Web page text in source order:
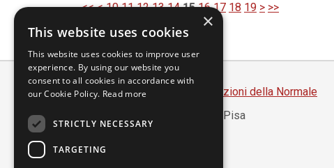
<< < 10 11 12 13 14 15 16 17 18 19 > >>
Scuola Normale Superiore
Edizioni della Normale
Piazza dei Cavalieri, 7 - 56126 Pisa
Partita IVA 00420000507
×
This website uses cookies
This website uses cookies to improve user
experience. By using our website you
consent to all cookies in accordance with
our Cookie Policy. Read more
STRICTLY NECESSARY
TARGETING